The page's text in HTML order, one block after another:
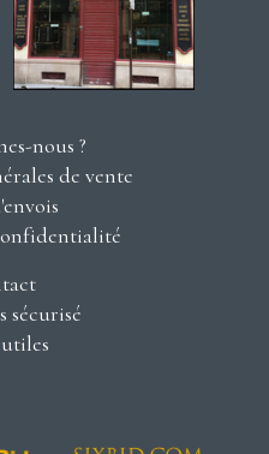
nous ?
de vente
sécurisé